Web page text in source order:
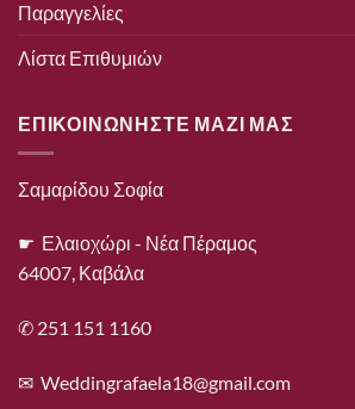
Παραγγελίες
Λίστα Επιθυμιών
ΕΠΙΚΟΙΝΩΝΗΣΤΕ ΜΑΖΙ ΜΑΣ
Σαμαρίδου Σοφία
☛ Ελαιοχώρι - Νέα Πέραμος
64007, Καβάλα
✆ 251 151 1160
✉ Weddingrafaela18@gmail.com